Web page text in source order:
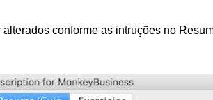
conforme as intruções no